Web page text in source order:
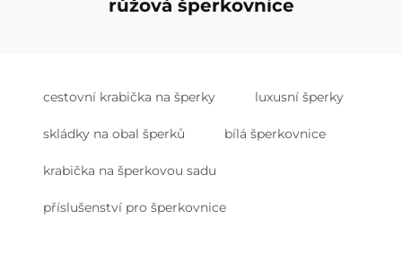
růžová šperkovnice
cestovní krabička na šperky luxusní šperky
skládky na obal šperků bílá šperkovnice
krabička na šperkovou sadu
příslušenství pro šperkovnice